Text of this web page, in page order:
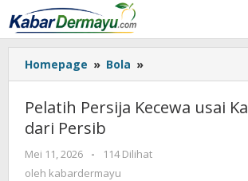
Lewati
ke
konten
Homepage » Bola »
Persija
usai
Telak
Pelatih Persija Kecewa usai
dari Persib
Mei 11, 2026
oleh
kabardermayu
-
114 Dilihat
oleh kabardermayu